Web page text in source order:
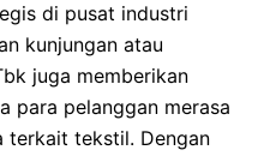
di pusat industri
kunjungan atau
juga memberikan
para pelanggan merasa
terkait tekstil. Dengan